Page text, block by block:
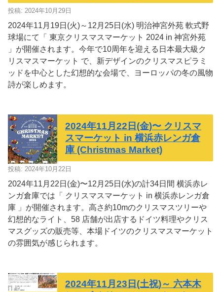
投稿: 2024年10月29日
2024年11月19日(火)～12月25日(水) 明治神宮外苑 軟式野
球場にて「 東京クリスマスマーケット 2024 in 神宮外苑
」が開催されます。今年で10周年を迎える日本最大級ク
リスマスマーケット で、新デザインのクリスマスピラミ
ッドを中心とした幻想的な会場で、ヨーロッパの冬の風物
詩が楽しめます。
2024年11月22日(金)〜 クリスマ
スマーケット in 横浜赤レンガ倉
庫 (Christmas Market)
投稿: 2024年10月22日
2024年11月22日(金)〜12月25日(水)の計34日間 横浜赤レ
ンガ倉庫では「 クリスマスマーケット in 横浜赤レンガ倉
庫 」が開催されます。高さ約10mのクリスマスツリーや
幻想的なライト、58 店舗が出店するドイツ料理やクリス
マスグッズの販売等、本場ドイツのクリスマスマーケット
の雰囲気が感じられます。
2024年11月23日(土祝)～ 六本木